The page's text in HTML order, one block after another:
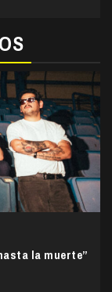
la muerte”